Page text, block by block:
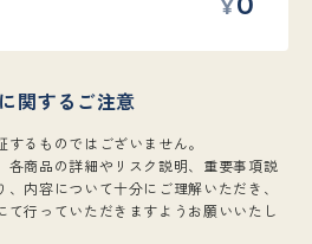
関するご注意
るものではございません。
各商品の詳細やリスク説明、重要事項説
内容について十分にご理解いただき、
て行っていただきますようお願いいたし